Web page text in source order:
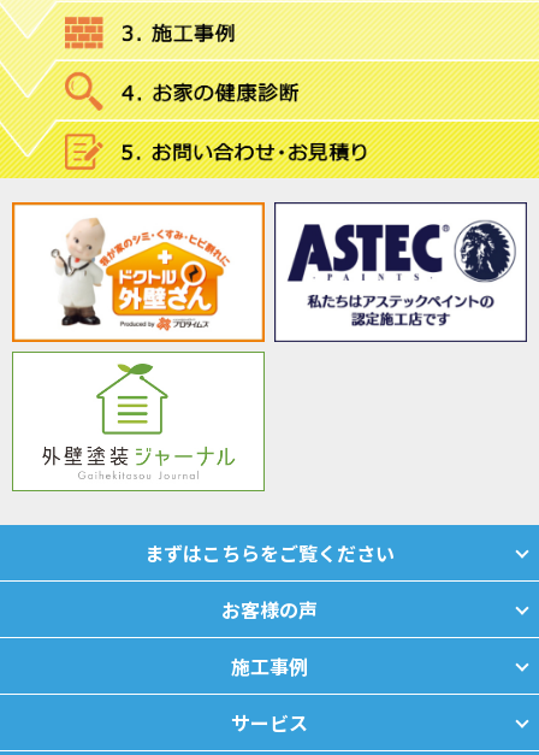
まずはこちらをご覧ください
お客様の声
施工事例
サービス